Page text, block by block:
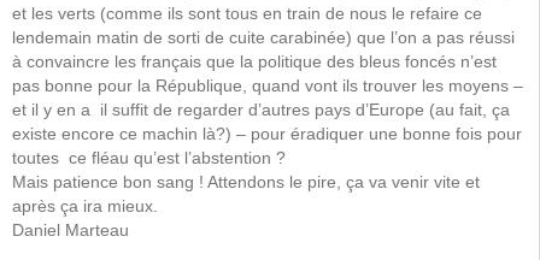
et les verts (comme ils sont tous en train de nous le refaire ce
lendemain matin de sorti de cuite carabinée) que l’on a pas réussi
à convaincre les français que la politique des bleus foncés n’est
pas bonne pour la République, quand vont ils trouver les moyens –
et il y en a il suffit de regarder d’autres pays d’Europe (au fait, ça
existe encore ce machin là?) – pour éradiquer une bonne fois pour
toutes ce fléau qu’est l’abstention ?
Mais patience bon sang ! Attendons le pire, ça va venir vite et
après ça ira mieux.
Daniel Marteau